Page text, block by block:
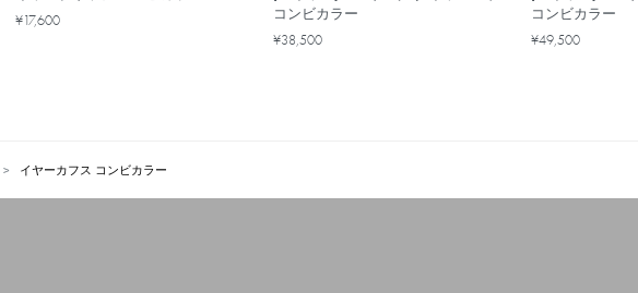
¥17,600
コンビカラー
¥38,500
コンビカラー
¥49,500
イヤーカフス コンビカラー